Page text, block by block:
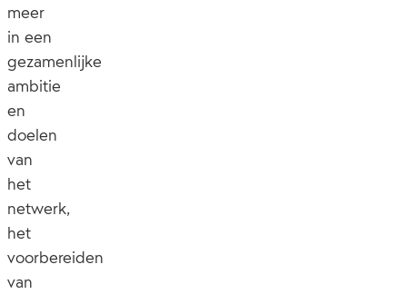
meer
in een
gezamenlijke
ambitie
en
doelen
van
het
netwerk,
het
voorbereiden
van